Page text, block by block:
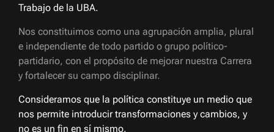
Trabajo de la UBA.
Nos constituimos como una agrupación amplia, plural
e independiente de todo partido o grupo político-
partidario, con el propósito de mejorar nuestra Carrera
y fortalecer su campo disciplinar.
Consideramos que la política constituye un medio que
nos permite introducir transformaciones y cambios, y
no es un fin en sí mismo.